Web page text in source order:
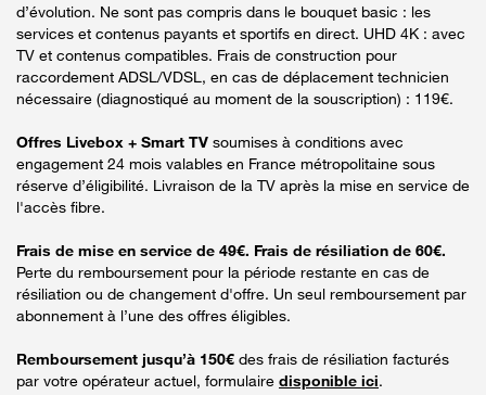
d’évolution. Ne sont pas compris dans le bouquet basic : les
services et contenus payants et sportifs en direct. UHD 4K : avec
TV et contenus compatibles. Frais de construction pour
raccordement ADSL/VDSL, en cas de déplacement technicien
nécessaire (diagnostiqué au moment de la souscription) : 119€.
Offres Livebox + Smart TV soumises à conditions avec
engagement 24 mois valables en France métropolitaine sous
réserve d’éligibilité. Livraison de la TV après la mise en service de
l'accès fibre.
Frais de mise en service de 49€. Frais de résiliation de 60€.
Perte du remboursement pour la période restante en cas de
résiliation ou de changement d'offre. Un seul remboursement par
abonnement à l’une des offres éligibles.
Remboursement jusqu’à 150€ des frais de résiliation facturés
par votre opérateur actuel, formulaire disponible ici.